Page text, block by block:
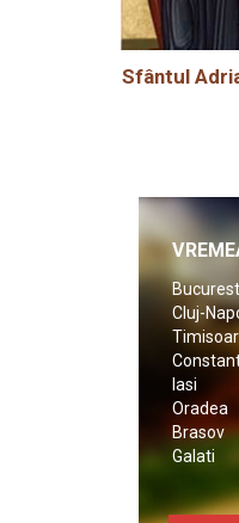
Sfântul
Cluj-
Iasi
Oradea
Brasov
Galati